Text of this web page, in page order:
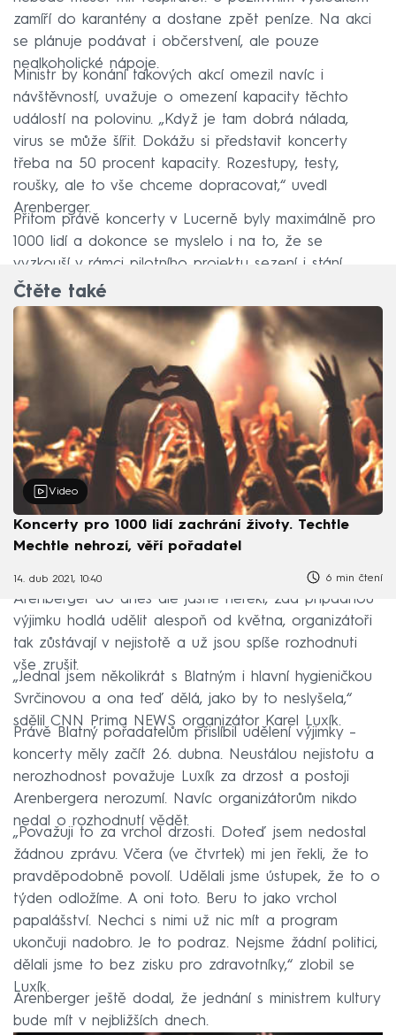
zamíří do karantény a dostane zpět peníze. Na akci
se plánuje podávat i občerstvení, ale pouze
nealkoholické nápoje.
Ministr by konání takových akcí omezil navíc i
návštěvností, uvažuje o omezení kapacity těchto
událostí na polovinu. „Když je tam dobrá nálada,
virus se může šířit. Dokážu si představit koncerty
třeba na 50 procent kapacity. Rozestupy, testy,
roušky, ale to vše chceme dopracovat,“ uvedl
Arenberger.
Přitom právě koncerty v Lucerně byly maximálně pro
1000 lidí a dokonce se myslelo i na to, že se
vyzkouší v rámci pilotního projektu sezení i stání.
Čtěte také
Video
Koncerty pro 1000 lidí zachrání životy. Techtle
Mechtle nehrozí, věří pořadatel
14. dub 2021, 10:40 6 min čtení
Arenberger do dnes ale jasně neřekl, zda případnou
výjimku hodlá udělit alespoň od května, organizátoři
tak zůstávají v nejistotě a už jsou spíše rozhodnuti
vše zrušit.
„Jednal jsem několikrát s Blatným i hlavní hygieničkou
Svrčinovou a ona teď dělá, jako by to neslyšela,“
sdělil CNN Prima NEWS organizátor Karel Luxík.
Právě Blatný pořadatelům přislíbil udělení výjimky –
koncerty měly začít 26. dubna. Neustálou nejistotu a
nerozhodnost považuje Luxík za drzost a postoji
Arenbergera nerozumí. Navíc organizátorům nikdo
nedal o rozhodnutí vědět.
„Považuji to za vrchol drzosti. Doteď jsem nedostal
žádnou zprávu. Včera (ve čtvrtek) mi jen řekli, že to
pravděpodobně povolí. Udělali jsme ústupek, že to o
týden odložíme. A oni toto. Beru to jako vrchol
papalášství. Nechci s nimi už nic mít a program
ukončuji nadobro. Je to podraz. Nejsme žádní politici,
dělali jsme to bez zisku pro zdravotníky,“ zlobil se
Luxík.
Arenberger ještě dodal, že jednání s ministrem kultury
bude mít v nejbližších dnech.